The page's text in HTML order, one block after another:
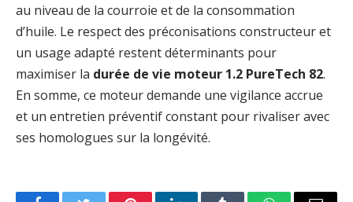
au niveau de la courroie et de la consommation
d’huile. Le respect des préconisations constructeur et
un usage adapté restent déterminants pour
maximiser la durée de vie moteur 1.2 PureTech 82.
En somme, ce moteur demande une vigilance accrue
et un entretien préventif constant pour rivaliser avec
ses homologues sur la longévité.